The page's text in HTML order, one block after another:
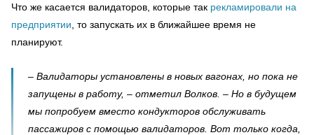
Что же касается валидаторов, которые так рекламировали на
предприятии , то запускать их в ближайшее время не
планируют.
– Валидаторы установлены в новых вагонах, но пока не
запущены в работу, – отметил Волков. – Но в будущем
мы попробуем вместо кондукторов обслуживать
пассажиров с помощью валидаторов. Вот только когда,